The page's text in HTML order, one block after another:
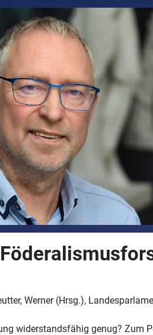
Werner (Hrsg.),
widerstandsfähig genug? Zum